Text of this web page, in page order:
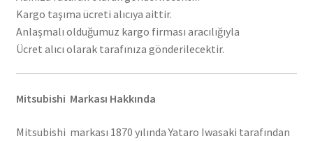
Kargo taşıma ücreti alıcıya aittir.
Anlaşmalı olduğumuz kargo firması aracılığıyla
Ücret alıcı olarak tarafınıza gönderilecektir.
Mitsubishi Markası Hakkında
Mitsubishi markası 1870 yılında Yataro Iwasaki tarafından